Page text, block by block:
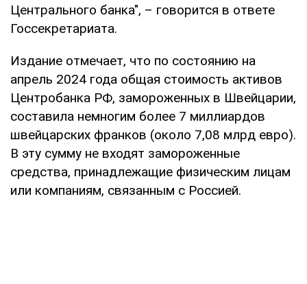
Центрального банка", – говорится в ответе
Госсекретариата.
Издание отмечает, что по состоянию на
апрель 2024 года общая стоимость активов
Центробанка РФ, замороженных в Швейцарии,
составила немногим более 7 миллиардов
швейцарских франков (около 7,08 млрд евро).
В эту сумму не входят замороженные
средства, принадлежащие физическим лицам
или компаниям, связанным с Россией.